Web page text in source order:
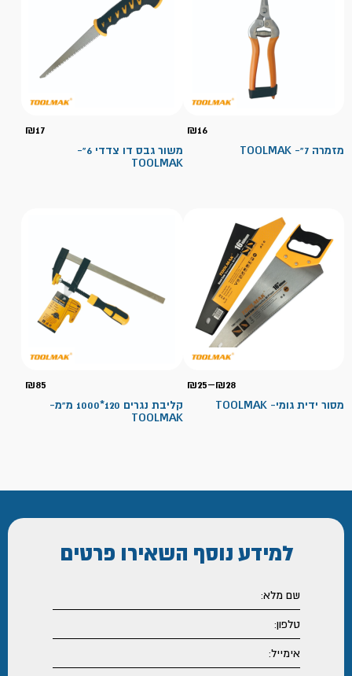
₪16
מזמרה 7"- TOOLMAK
₪17
משור גבס דו צדדי 6"-
TOOLMAK
₪25–₪28
עד
מסור ידית גומי- TOOLMAK
₪85
קליבת נגרים 120*1000 מ"מ-
TOOLMAK
למידע נוסף השאירו פרטים